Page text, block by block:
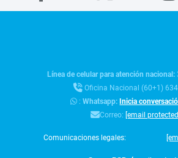
Línea de celular para atención nacional:
Oficina Nacional (60+1)
:Whatsapp:Inicia
Correo: [email
Comunicaciones legales: